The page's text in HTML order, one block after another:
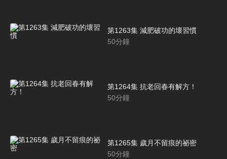
第1263集 減肥破功的壞習慣
50分鐘
第1264集 抗老回春有解方！
50分鐘
第1265集 歲月不留痕的祕密
50分鐘